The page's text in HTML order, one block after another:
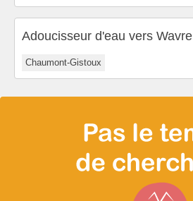
Adoucisseur d'eau vers Wavre
Chaumont-Gistoux